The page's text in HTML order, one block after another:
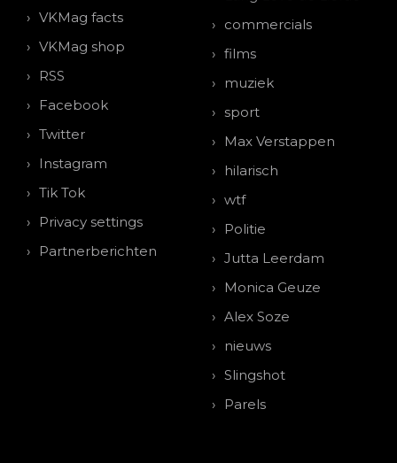
VKMag facts
VKMag shop
RSS
Facebook
Twitter
Instagram
Tik Tok
Privacy settings
Partnerberichten
commercials
films
muziek
sport
Max Verstappen
hilarisch
wtf
Politie
Jutta Leerdam
Monica Geuze
Alex Soze
nieuws
Slingshot
Parels